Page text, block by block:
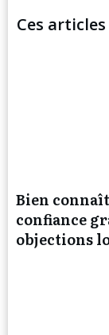
Ces
Bien
confiance
objections